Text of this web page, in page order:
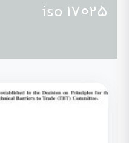
iso 17025